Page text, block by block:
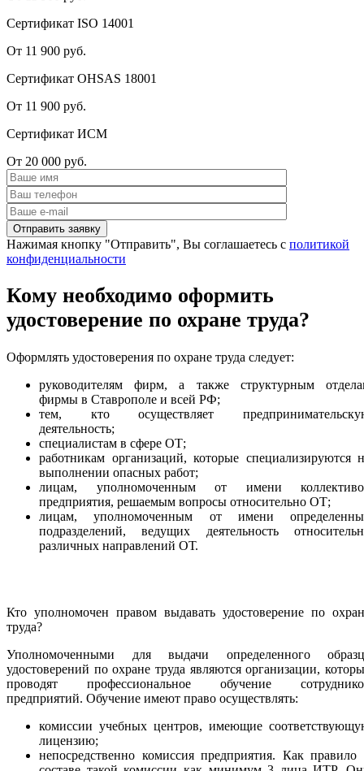
Сертификат ISO 14001
От 11 900 руб.
Сертификат OHSAS 18001
От 11 900 руб.
Сертификат ИСМ
От 20 000 руб.
Нажимая кнопку "Отправить", Вы соглашаетесь с политикой
конфиденциальности
Кому необходимо оформить
удостоверение по охране труда?
Оформлять удостоверения по охране труда следует:
руководителям фирм, а также структурным
фирмы в Ставрополе и всей РФ;
тем, кто осуществляет
деятельность;
специалистам в сфере ОТ;
работникам организаций, которые специализируются
выполнении опасных работ;
лицам, уполномоченным от имени
предприятия, решаемым вопросы относительно ОТ;
лицам, уполномоченным от имени
подразделений, ведущих деятельность
различных направлений ОТ.
Кто уполномочен правом выдавать удостоверение по
труда?
Уполномоченными для выдачи определенного
удостоверений по охране труда являются организации,
проводят профессиональное обучение
предприятий. Обучение имеют право осуществлять:
комиссии учебных центров, имеющие
лицензию;
непосредственно комиссия предприятия. Как правило